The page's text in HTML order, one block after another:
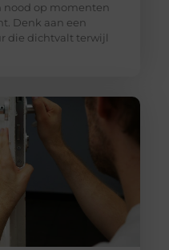
nood op momenten
Denk aan een
die dichtvalt terwijl